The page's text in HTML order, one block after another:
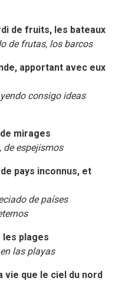
de fruits, les bateaux
de frutas, los barcos
apportant avec eux
consigo ideas
mirages
de espejismos
pays inconnus, et
de países
les plages
las playas
vie que le ciel du nord